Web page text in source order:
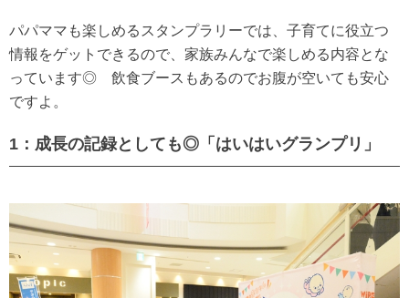
パパママも楽しめるスタンプラリーでは、子育てに役立つ
情報をゲットできるので、家族みんなで楽しめる内容とな
っています◎ 飲食ブースもあるのでお腹が空いても安心
ですよ。
1：成長の記録としても◎「はいはいグランプリ」